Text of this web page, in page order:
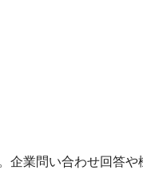
企業問い合わせ回答